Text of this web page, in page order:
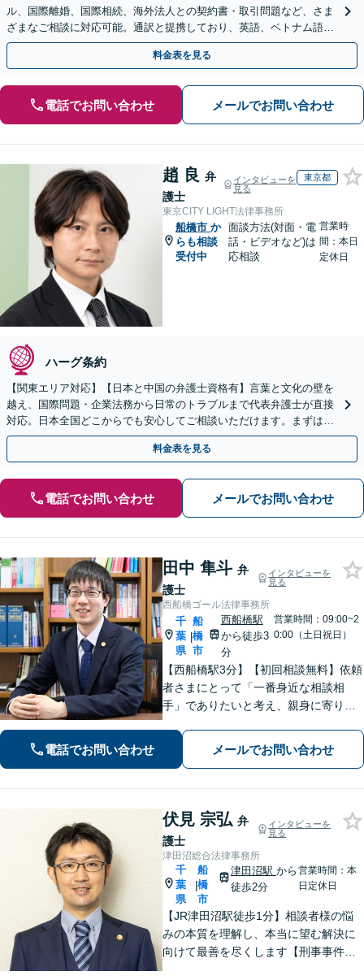
ル、国際離婚、国際相続、海外法人との契約書・取引問題など、さま
ざまなご相談に対応可能。通訳と提携しており、英語、ベトナム語、
中国語、タイ語等対応可能です（通訳料別途）。
料金表を見る
電話でお問い合わせ メールでお問い合わせ
趙 良 弁
護士
インタビューを
見る
東京都
東京CITY LIGHT法律事務所
船橋市 か
らも相談
受付中
面談方法(対面・電
話・ビデオなど)は
応相談
営業時
間：本日
定休日
ハーグ条約
【関東エリア対応】【日本と中国の弁護士資格有】言葉と文化の壁を
越え、国際問題・企業法務から日常のトラブルまで代表弁護士が直接
対応。日本全国どこからでも安心してご相談いただけます。まずは一
歩を踏み出してみませんか。【初回相談無料】
料金表を見る
電話でお問い合わせ メールでお問い合わせ
田中 隼斗 弁
護士
インタビューを
見る
西船橋ゴール法律事務所
千
葉
県
|
船
橋
市
西船橋駅
から徒歩3
分
営業時間：09:00~2
0:00（土日祝日）
【西船橋駅3分】【初回相談無料】依頼
者さまにとって「一番身近な相談相
手」でありたいと考え、親身に寄り添
す。おひとりで悩まず、弁護士にご相
談ください。前向きな一歩を踏み出せ
電話でお問い合わせ メールでお問い合わせ
伏見 宗弘 弁
護士
インタビューを
見る
津田沼総合法律事務所
千
葉
県
|
船
橋
市
津田沼駅 から
徒歩2分
営業時間：本
日定休日
【JR津田沼駅徒歩1分】相談者様の悩
みの本質を理解し、本当に望む解決に
向けて最善を尽くします【刑事事件】